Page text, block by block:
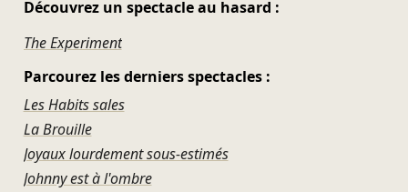
Découvrez un spectacle au hasard :
The Experiment
Parcourez les derniers spectacles :
Les Habits sales
La Brouille
Joyaux lourdement sous-estimés
Johnny est à l'ombre